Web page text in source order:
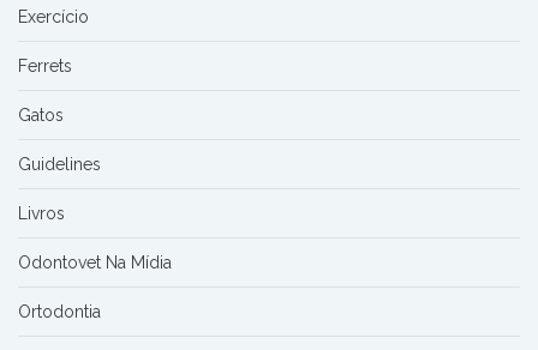
Exercício
Ferrets
Gatos
Guidelines
Livros
Odontovet Na Mídia
Ortodontia